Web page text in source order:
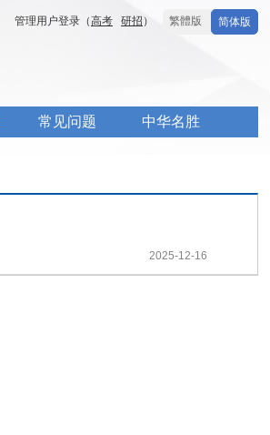
简体版
繁體版
管理用户登录（高考 研招 ）
常见问题 中华名胜
2025-12-16